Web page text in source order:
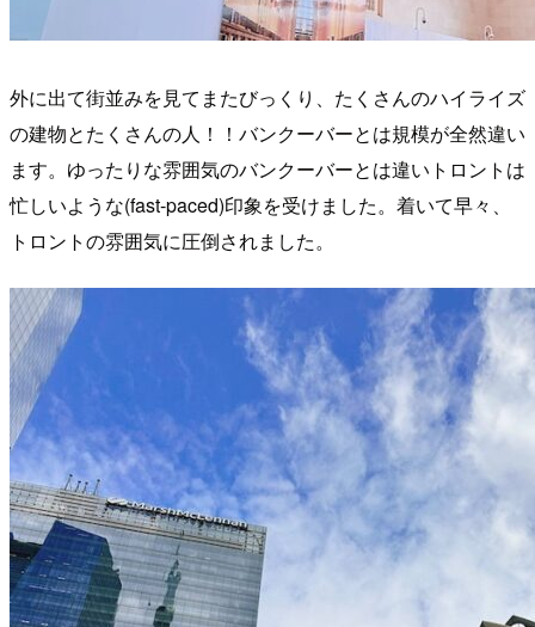
外に出て街並みを見てまたびっくり、たくさんのハイライズ
の建物とたくさんの人！！バンクーバーとは規模が全然違い
ます。ゆったりな雰囲気のバンクーバーとは違いトロントは
忙しいような(fast-paced)印象を受けました。着いて早々、
トロントの雰囲気に圧倒されました。